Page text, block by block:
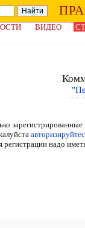
ВИДЕО
регистрации надо